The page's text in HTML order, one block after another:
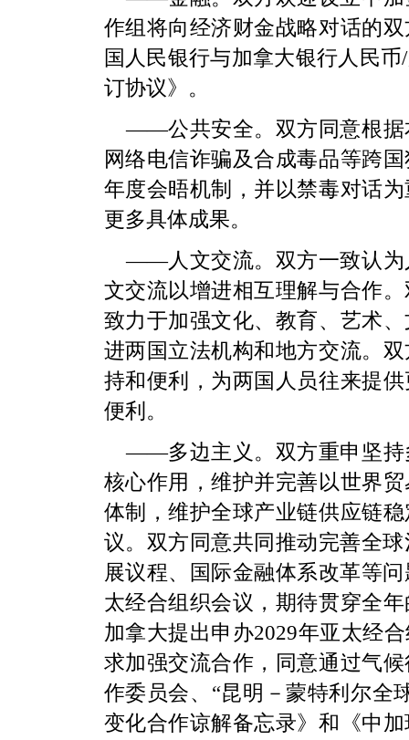
作组将向经济财金战略对话的
国人民银行与加拿大银行人民
订协议》。
——公共安全。双方同意根据
网络电信诈骗及合成毒品等跨
年度会晤机制，并以禁毒对话
更多具体成果。
——人文交流。双方一致认为
文交流以增进相互理解与合作
致力于加强文化、教育、艺术
进两国立法机构和地方交流。
持和便利，为两国人员往来提
便利。
——多边主义。双方重申坚持
核心作用，维护并完善以世界
体制，维护全球产业链供应链
议。双方同意共同推动完善全
展议程、国际金融体系改革等
太经合组织会议，期待贯穿全
加拿大提出申办2029年亚太经
求加强交流合作，同意通过气
作委员会、“昆明－蒙特利尔全
变化合作谅解备忘录》和《中